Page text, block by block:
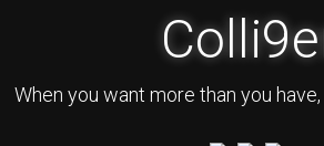
When you want more than you